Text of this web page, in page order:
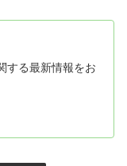
する最新情報をお